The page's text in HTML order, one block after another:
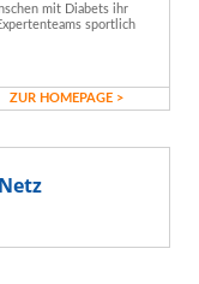
mit Diabets ihr
sportlich
ZUR HOMEPAGE >